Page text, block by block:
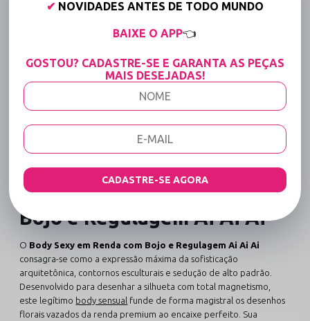
Tabela de medidas
Compartilhe:
DESCRIÇÃO COMPLETA
Body Sexy em Renda com
Bojo e Regulagem Ai Ai Ai
O Body Sexy em Renda com Bojo e Regulagem Ai Ai Ai
consagra-se como a expressão máxima da sofisticação
arquitetônica, contornos esculturais e sedução de alto padrão.
Desenvolvido para desenhar a silhueta com total magnetismo,
este legítimo body sensual funde de forma magistral os desenhos
florais vazados da renda premium ao encaixe perfeito. Sua
✔ NOVIDADES ANTES DE TODO MUNDO
BAIXE O APP👈
GOSTOU? CADASTRE-SE E GARANTA AS PEÇAS
MAIS DESEJADAS!
CADASTRE-SE AGORA